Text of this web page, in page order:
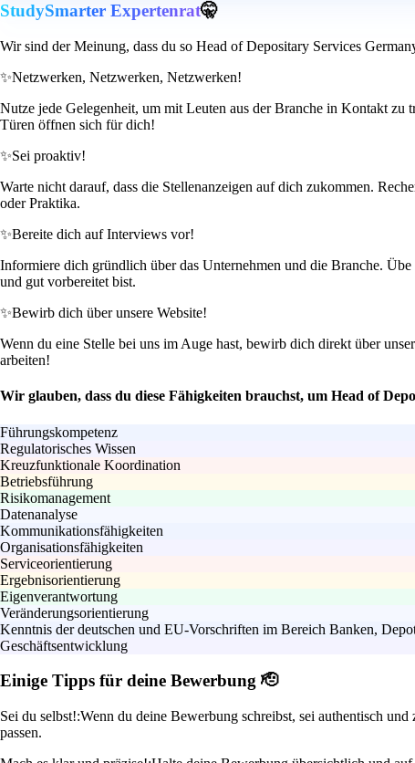
StudySmarter Expertenrat🤫
Wir sind der Meinung, dass du so Head of Depositary Services
✨Netzwerken, Netzwerken, Netzwerken!
Nutze jede Gelegenheit, um mit Leuten aus der Branche in Kontakt zu
Türen öffnen sich für dich!
✨Sei proaktiv!
Warte nicht darauf, dass die Stellenanzeigen auf dich zukommen.
oder Praktika.
✨Bereite dich auf Interviews vor!
Informiere dich gründlich über das Unternehmen und die Branche.
und gut vorbereitet bist.
✨Bewirb dich über unsere Website!
Wenn du eine Stelle bei uns im Auge hast, bewirb dich direkt über
arbeiten!
Wir glauben, dass du diese Fähigkeiten brauchst, um Head of
Führungskompetenz
Regulatorisches Wissen
Kreuzfunktionale Koordination
Betriebsführung
Risikomanagement
Datenanalyse
Kommunikationsfähigkeiten
Organisationsfähigkeiten
Serviceorientierung
Ergebnisorientierung
Eigenverantwortung
Veränderungsorientierung
Kenntnis der deutschen und EU-Vorschriften im Bereich Banken,
Geschäftsentwicklung
Einige Tipps für deine Bewerbung 🫡
Sei du selbst!:Wenn du deine Bewerbung schreibst, sei authentisch
passen.